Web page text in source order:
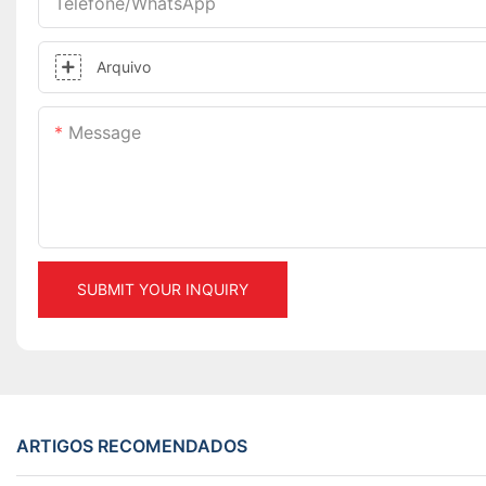
Arquivo
Message
SUBMIT YOUR INQUIRY
ARTIGOS RECOMENDADOS